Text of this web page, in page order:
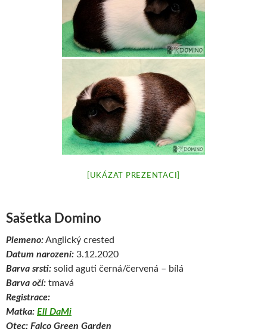
[UKÁZAT PREZENTACI]
Sašetka Domino
Plemeno:Anglický crested
Datum narození: 3.12.2020
Barva srsti: solid aguti černá/červená – bílá
Barva očí: tmavá
Registrace:
Matka: Ell DaMi
Otec: Falco Green Garden